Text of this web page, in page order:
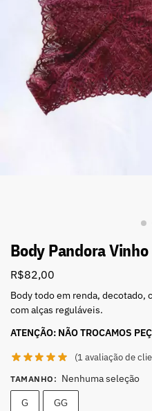
Body Pandora Vinho
R$82,00
Body todo em renda, decotado,
com alças reguláveis.
ATENÇÃO: NÃO TROCAMOS
(1 avaliação de
TAMANHO : Nenhuma seleção
G GG